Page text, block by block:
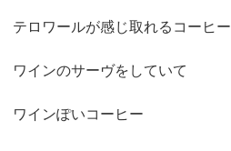
テロワールが感じ取れるコーヒー
ワインのサーヴをしていて
ワインぽいコーヒー